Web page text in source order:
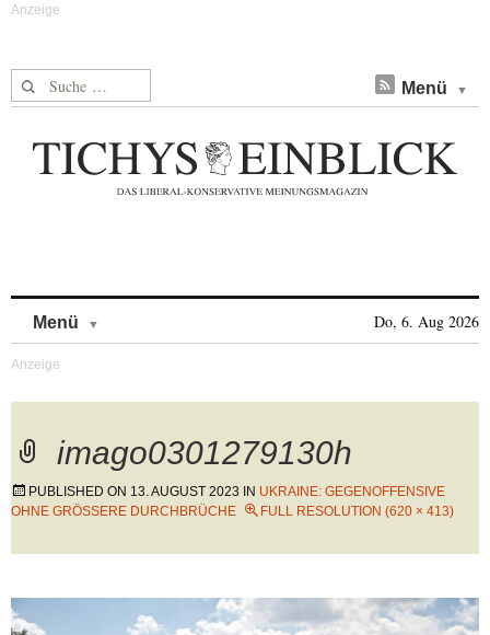
Suche nach: Menü
Menü Do, 6. Aug 2026
imago0301279130h
PUBLISHED ON 13. AUGUST 2023 IN UKRAINE: GEGENOFFENSIVE
OHNE GRÖSSERE DURCHBRÜCHE
FULL RESOLUTION (620 × 413)